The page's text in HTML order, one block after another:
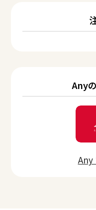
Any
Any